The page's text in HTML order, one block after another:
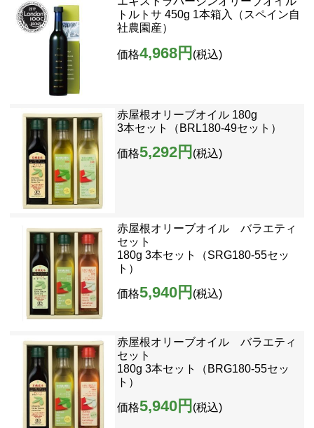
トルトサ 450g 1本箱入（スペイン自
社農園産）
価格4,968円 (税込)
赤屋根オリーブオイル 180g
3本セット（BRL180-49セット）
価格5,292円 (税込)
赤屋根オリーブオイル バラエティ
セット
180g 3本セット（SRG180-55セッ
ト）
価格5,940円 (税込)
赤屋根オリーブオイル バラエティ
セット
180g 3本セット（BRG180-55セッ
ト）
価格5,940円 (税込)